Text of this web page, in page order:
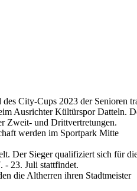
City-Cups 2023 der Senioren
Ausrichter Kültürspor Datteln.
Zweit- und Drittvertretungen.
werden im Sportpark Mitte
Der Sieger qualifiziert sich für
- 23. Juli stattfindet.
die Altherren ihren Stadtmeister